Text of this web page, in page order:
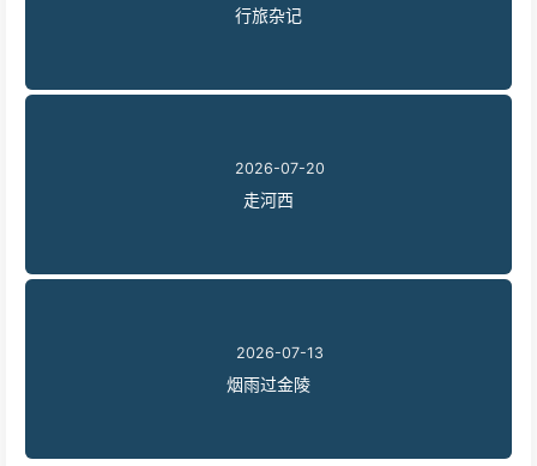
行旅杂记
2026-07-20
走河西
2026-07-13
烟雨过金陵